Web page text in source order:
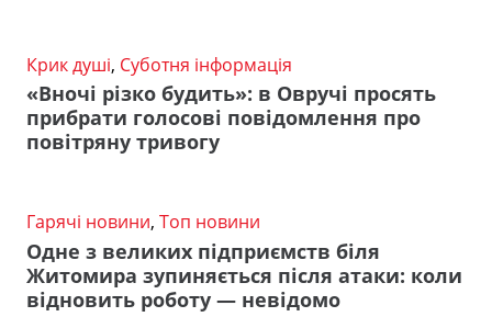
Крик душі, Суботня інформація
«Вночі різко будить»: в Овручі просять
прибрати голосові повідомлення про
повітряну тривогу
Гарячі новини, Топ новини
Одне з великих підприємств біля
Житомира зупиняється після атаки: коли
відновить роботу — невідомо